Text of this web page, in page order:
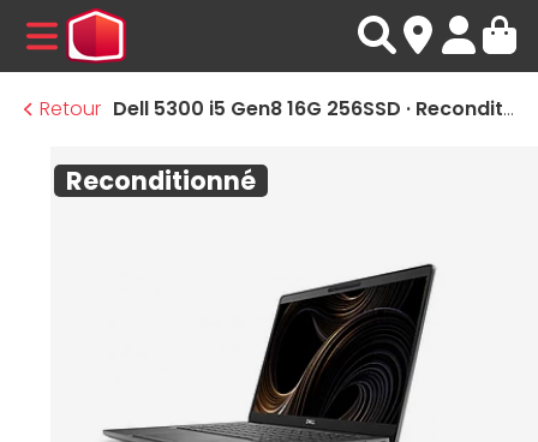
MENU
Retour
Dell 5300 i5 Gen8 16G 256SSD · Reconditionné
Reconditionné